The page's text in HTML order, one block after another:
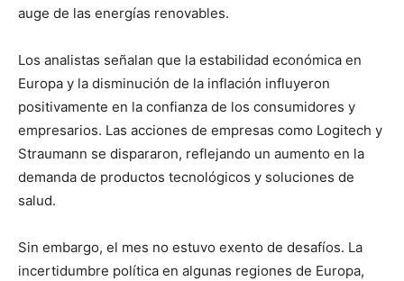
auge de las energías renovables.
Los analistas señalan que la estabilidad económica en
Europa y la disminución de la inflación influyeron
positivamente en la confianza de los consumidores y
empresarios. Las acciones de empresas como Logitech y
Straumann se dispararon, reflejando un aumento en la
demanda de productos tecnológicos y soluciones de
salud.
Sin embargo, el mes no estuvo exento de desafíos. La
incertidumbre política en algunas regiones de Europa,